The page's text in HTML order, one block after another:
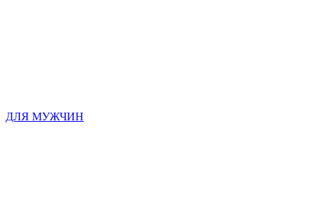
ДЛЯ МУЖЧИН